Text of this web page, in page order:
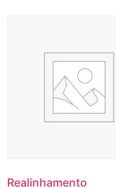
Realinhamento